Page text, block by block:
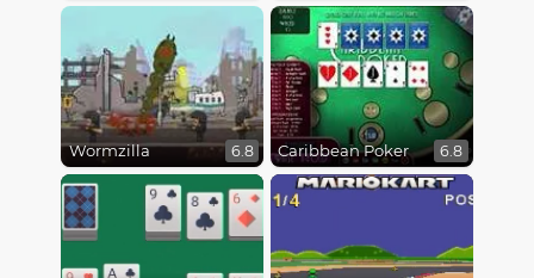
Wormzilla 6.8 Caribbean Poker 6.8